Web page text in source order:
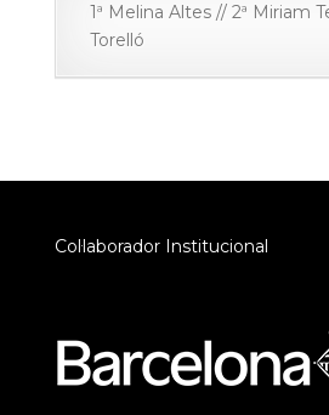
1ª Melina Altes // 2ª Miriam
Torelló
Col·laborador Institucional